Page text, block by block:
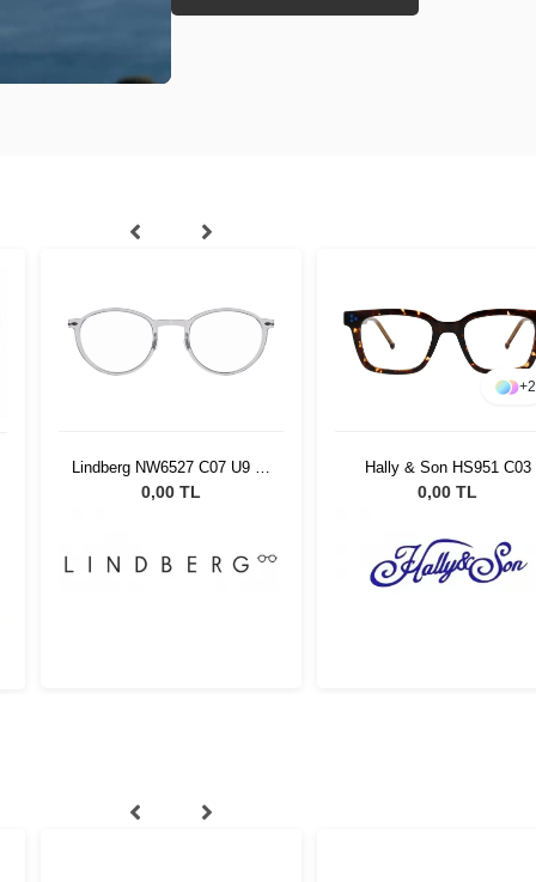
Lindberg NW6527 C07 U9 48
150
0,00 TL
+2
Hally & Son HS951 C03
0,00 TL